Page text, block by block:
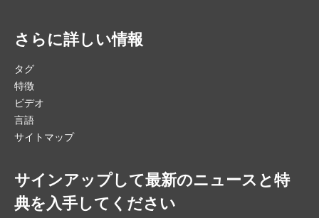
さらに詳しい情報
タグ
特徴
ビデオ
言語
サイトマップ
サインアップして最新のニュースと特
典を入手してください